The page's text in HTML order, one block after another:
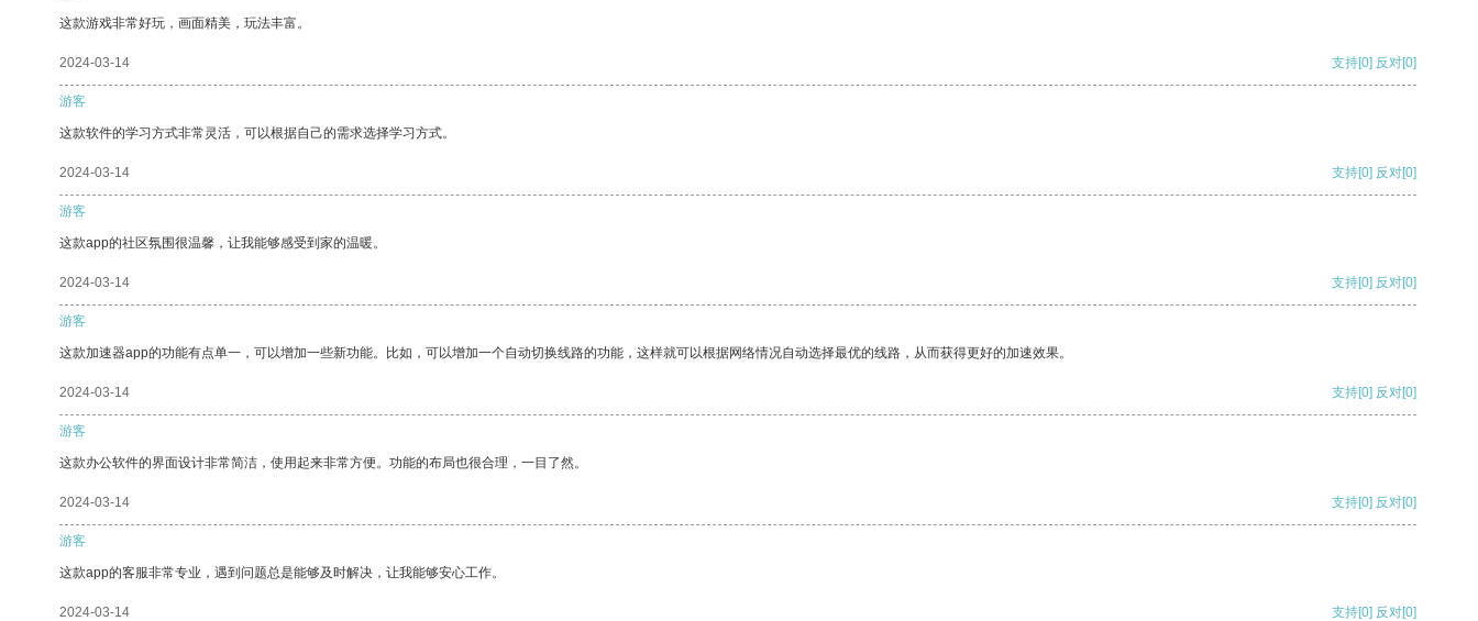
这款游戏非常好玩，画面精美，玩法丰富。
2024-03-14 支持[0] 反对[0]
游客
这款软件的学习方式非常灵活，可以根据自己的需求选择学习方式。
2024-03-14 支持[0] 反对[0]
游客
这款app的社区氛围很温馨，让我能够感受到家的温暖。
2024-03-14 支持[0] 反对[0]
游客
这款加速器app的功能有点单一，可以增加一些新功能。比如，可以增加一个自动切换线路的功能，这样就可以根据网络情况自动选择最优的线路，从而获得更好的加速效果。
2024-03-14 支持[0] 反对[0]
游客
这款办公软件的界面设计非常简洁，使用起来非常方便。功能的布局也很合理，一目了然。
2024-03-14 支持[0] 反对[0]
游客
这款app的客服非常专业，遇到问题总是能够及时解决，让我能够安心工作。
2024-03-14 支持[0] 反对[0]